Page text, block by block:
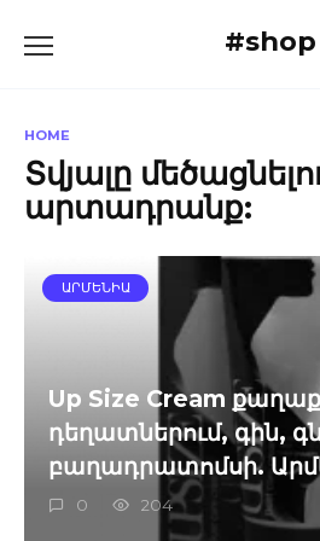
#shop
HOME
Տվյալը
արտադրանք:
ԱՐՄԵՆԻԱ
Up Size Cream
դեղատներում, գին,
բաղադրատոմսի.
0 204